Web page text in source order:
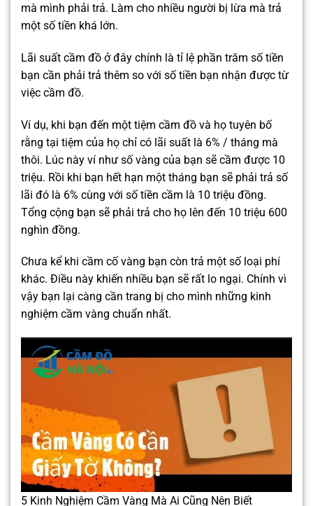
mà mình phải trả. Làm cho nhiều người bị lừa mà trả
một số tiền khá lớn.
Lãi suất cầm đồ ở đây chính là tỉ lệ phần trăm số tiền
bạn cần phải trả thêm so với số tiền bạn nhận được từ
việc cầm đồ.
Ví dụ, khi bạn đến một tiệm cầm đồ và họ tuyên bố
rằng tại tiệm của họ chỉ có lãi suất là 6% / tháng mà
thôi. Lúc này ví như số vàng của bạn sẽ cầm được 10
triệu. Rồi khi bạn hết hạn một tháng bạn sẽ phải trả số
lãi đó là 6% cùng với số tiền cầm là 10 triệu đồng.
Tổng cộng bạn sẽ phải trả cho họ lên đến 10 triệu 600
nghìn đồng.
Chưa kể khi cầm cố vàng bạn còn trả một số loại phí
khác. Điều này khiến nhiều bạn sẽ rất lo ngại. Chính vì
vậy bạn lại càng cần trang bị cho mình những kinh
nghiệm cầm vàng chuẩn nhất.
5 Kinh Nghiệm Cầm Vàng Mà Ai Cũng Nên Biết